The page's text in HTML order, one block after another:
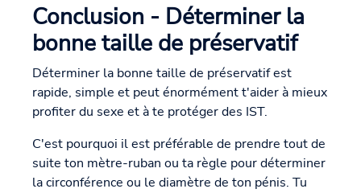
Conclusion - Déterminer la
bonne taille de préservatif
Déterminer la bonne taille de préservatif est
rapide, simple et peut énormément t'aider à mieux
profiter du sexe et à te protéger des IST.
C'est pourquoi il est préférable de prendre tout de
suite ton mètre-ruban ou ta règle pour déterminer
la circonférence ou le diamètre de ton pénis. Tu